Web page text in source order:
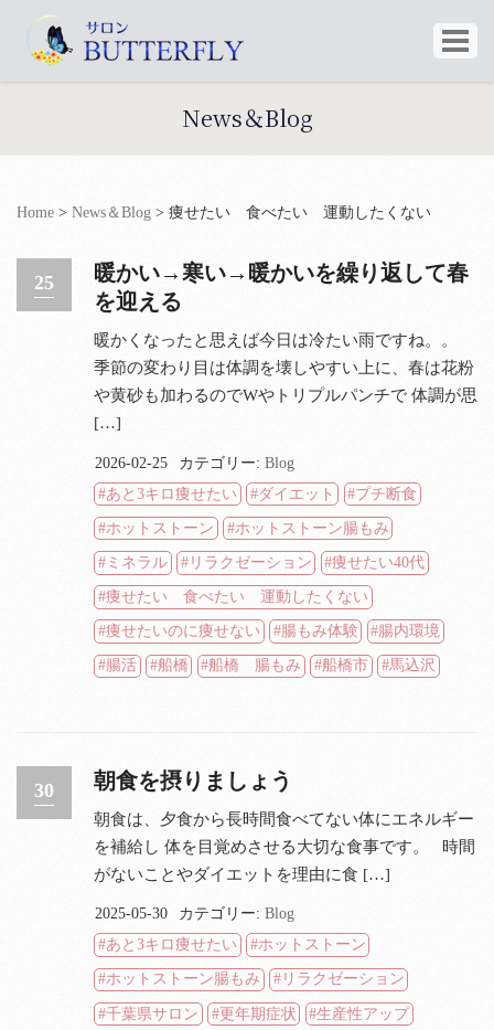
News＆Blog
Home > News＆Blog > 痩せたい 食べたい 運動したくない
25
暖かい→寒い→暖かいを繰り返して春
を迎える
暖かくなったと思えば今日は冷たい雨ですね。。
季節の変わり目は体調を壊しやすい上に、春は花粉
や黄砂も加わるのでWやトリプルパンチで 体調が思
[…]
2026-02-25 カテゴリー:Blog
あと3キロ痩せたい
ダイエット プチ断食
ホットストーン ホットストーン腸もみ
ミネラル リラクゼーション 痩せたい40代
痩せたい 食べたい 運動したくない
痩せたいのに痩せない 腸もみ体験 腸内環境
腸活 船橋 船橋 腸もみ 船橋市 馬込沢
30 朝食を摂りましょう
朝食は、夕食から長時間食べてない体にエネルギー
を補給し 体を目覚めさせる大切な食事です。 時間
がないことやダイエットを理由に食 […]
2025-05-30 カテゴリー:Blog
あと3キロ痩せたい
ホットストーン
ホットストーン腸もみ リラクゼーション
千葉県サロン 更年期症状 生産性アップ